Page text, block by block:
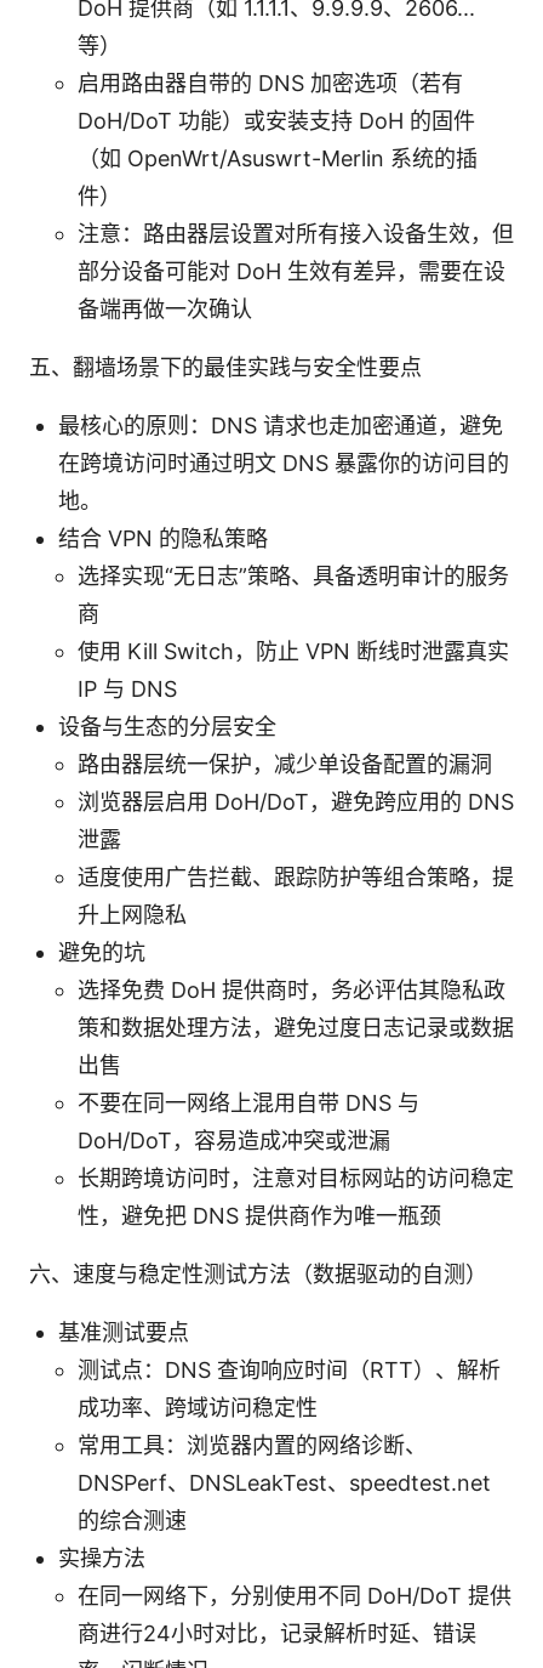
DoH 提供商（如 1.1.1.1、9.9.9.9、2606...
等）
启用路由器自带的 DNS 加密选项（若有
DoH/DoT 功能）或安装支持 DoH 的固件
（如 OpenWrt/Asuswrt-Merlin 系统的插
件）
注意：路由器层设置对所有接入设备生效，但
部分设备可能对 DoH 生效有差异，需要在设
备端再做一次确认
五、翻墙场景下的最佳实践与安全性要点
最核心的原则：DNS 请求也走加密通道，避免
在跨境访问时通过明文 DNS 暴露你的访问目的
地。
结合 VPN 的隐私策略
选择实现“无日志”策略、具备透明审计的服务
商
使用 Kill Switch，防止 VPN 断线时泄露真实
IP 与 DNS
设备与生态的分层安全
路由器层统一保护，减少单设备配置的漏洞
浏览器层启用 DoH/DoT，避免跨应用的 DNS
泄露
适度使用广告拦截、跟踪防护等组合策略，提
升上网隐私
避免的坑
选择免费 DoH 提供商时，务必评估其隐私政
策和数据处理方法，避免过度日志记录或数据
出售
不要在同一网络上混用自带 DNS 与
DoH/DoT，容易造成冲突或泄漏
长期跨境访问时，注意对目标网站的访问稳定
性，避免把 DNS 提供商作为唯一瓶颈
六、速度与稳定性测试方法（数据驱动的自测）
基准测试要点
测试点：DNS 查询响应时间（RTT）、解析
成功率、跨域访问稳定性
常用工具：浏览器内置的网络诊断、
DNSPerf、DNSLeakTest、speedtest.net
的综合测速
实操方法
在同一网络下，分别使用不同 DoH/DoT 提供
商进行24小时对比，记录解析时延、错误